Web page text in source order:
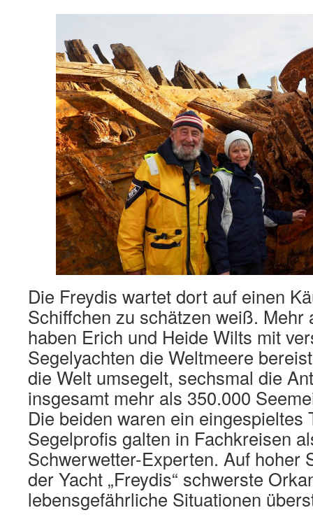
Die Freydis wartet dort auf einen
Schiffchen zu schätzen weiß. Mehr
haben Erich und Heide Wilts mit
Segelyachten die Weltmeere
die Welt umsegelt, sechsmal die
insgesamt mehr als 350.000
Die beiden waren ein eingespieltes
Segelprofis galten in Fachkreisen
Schwerwetter-Experten. Auf hoher
der Yacht „Freydis“ schwerste
lebensgefährliche Situationen